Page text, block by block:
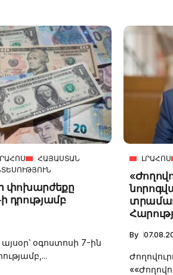
ՀԱՅԱՍՏԱՆ
փոխարժեքը
դրությամբ
օգոստոսի 7-ին
ԼՐԱՀՈՍ
By